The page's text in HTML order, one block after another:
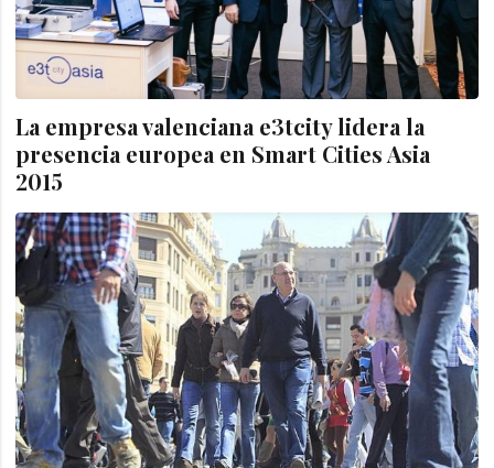
La empresa valenciana e3tcity lidera la
presencia europea en Smart Cities Asia
2015